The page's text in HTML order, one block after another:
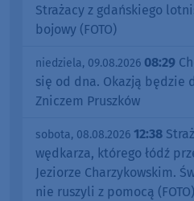
Strażacy z gdańskiego
bojowy (FOTO)
niedziela, 09.08.2026 08:29
się od dna. Okazją będzie
Zniczem Pruszków
sobota, 08.08.2026 12:38
wędkarza, którego łódź
Jeziorze Charzykowskim.
nie ruszyli z pomocą (FOTO)